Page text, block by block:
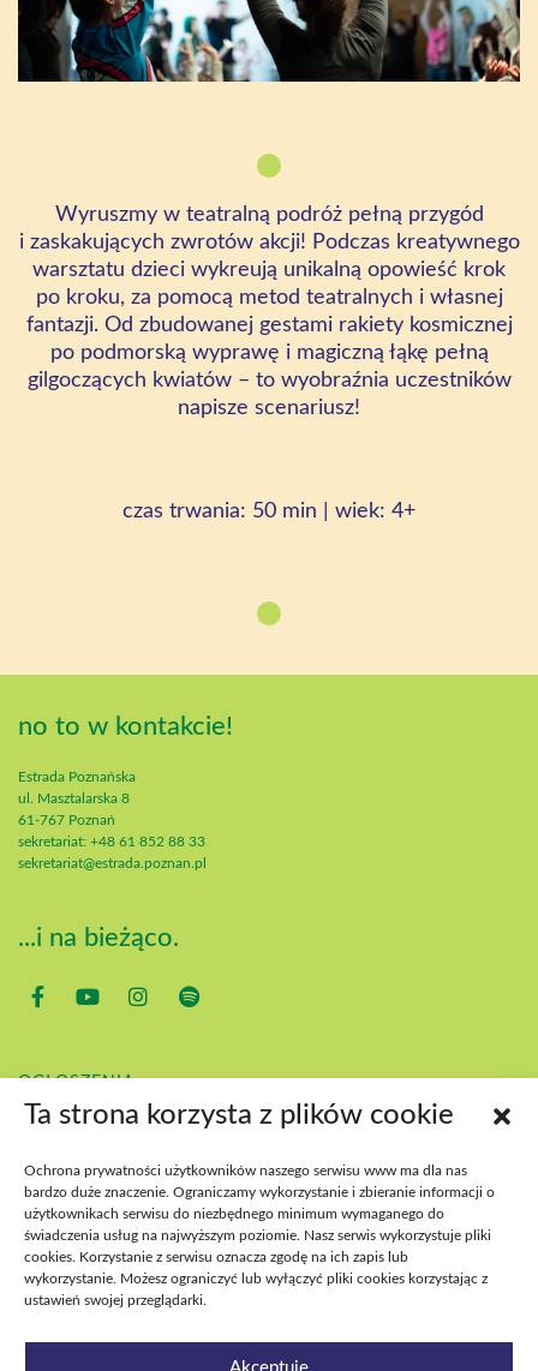
Ta strona korzysta z plików cookie
Ochrona prywatności użytkowników naszego serwisu www ma dla nas
bardzo duże znaczenie. Ograniczamy wykorzystanie i zbieranie informacji o
użytkownikach serwisu do niezbędnego minimum wymaganego do
świadczenia usług na najwyższym poziomie. Nasz serwis wykorzystuje pliki
cookies. Korzystanie z serwisu oznacza zgodę na ich zapis lub
wykorzystanie. Możesz ograniczyć lub wyłączyć pliki cookies korzystając z
ustawień swojej przeglądarki.
Akceptuję
Wyruszmy w teatralną podróż pełną przygód
i zaskakujących zwrotów akcji! Podczas kreatywnego
warsztatu dzieci wykreują unikalną opowieść krok
po kroku, za pomocą metod teatralnych i własnej
fantazji. Od zbudowanej gestami rakiety kosmicznej
po podmorską wyprawę i magiczną łąkę pełną
gilgoczących kwiatów – to wyobraźnia uczestników
napisze scenariusz!
czas trwania: 50 min | wiek: 4+
no to w kontakcie!
Estrada Poznańska
ul. Masztalarska 8
61-767 Poznań
sekretariat: +48 61 852 88 33
sekretariat@estrada.poznan.pl
...i na bieżąco.
OGŁOSZENIA
KONTAKT
BIP
DEKLARACJA DOSTĘPNOŚCI
DOSTĘPNOŚĆ WYDARZEŃ